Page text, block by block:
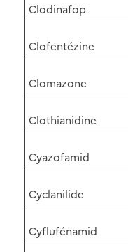
Clodinafop
Clofentézine
Clomazone
Clothianidine
Cyazofamid
Cyclanilide
Cyflufénamid